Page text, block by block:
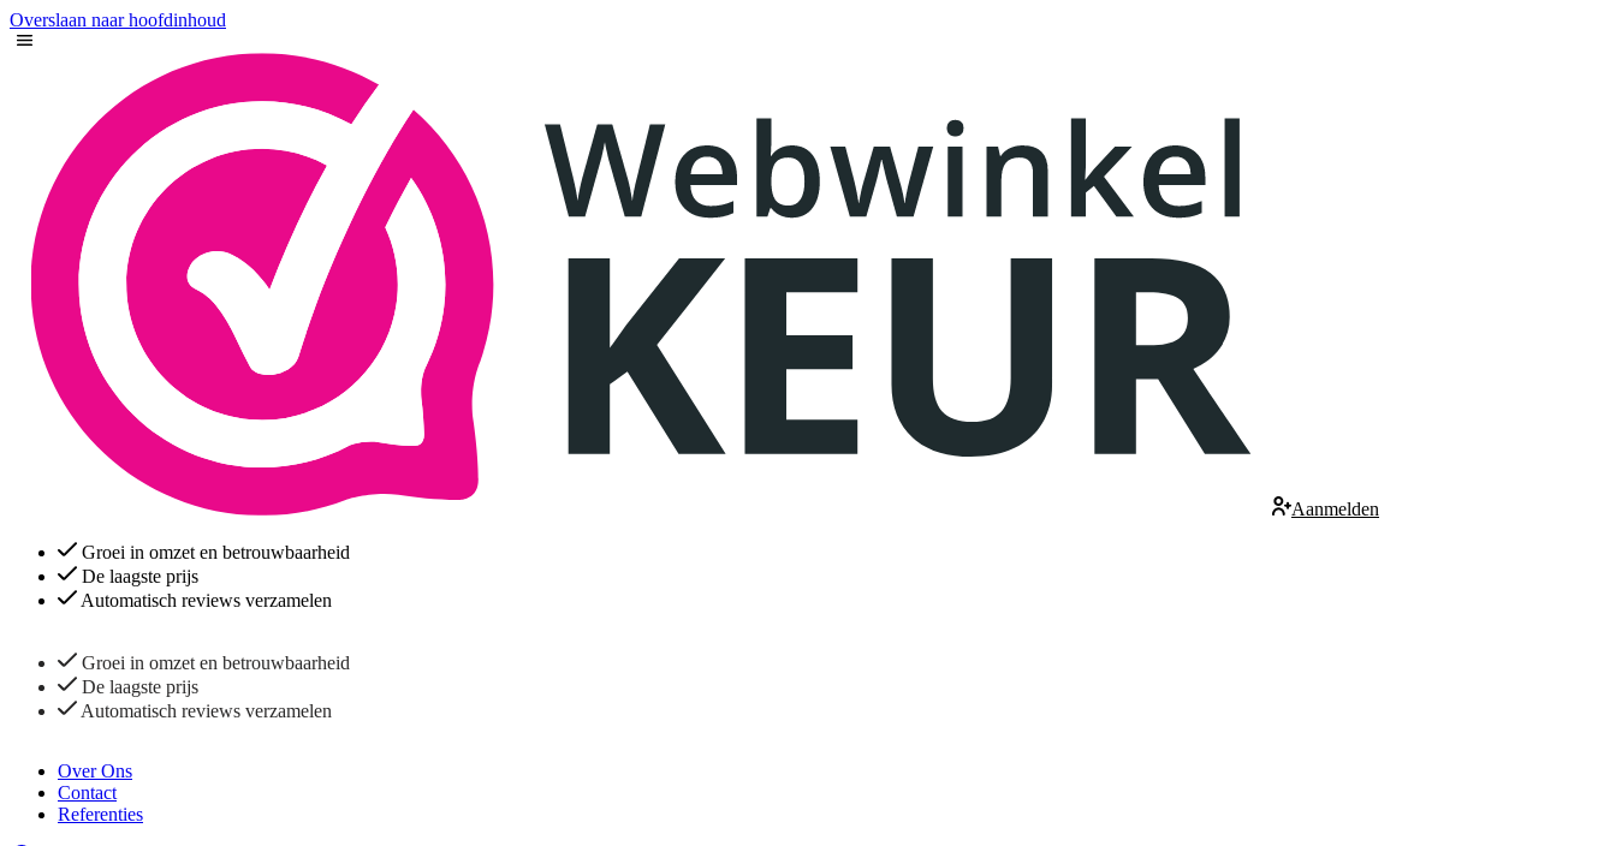
Overslaan naar hoofdinhoud
Aanmelden
Groei in omzet en betrouwbaarheid
De laagste prijs
Automatisch reviews verzamelen
Groei in omzet en betrouwbaarheid
De laagste prijs
Automatisch reviews verzamelen
Over Ons
Contact
Referenties